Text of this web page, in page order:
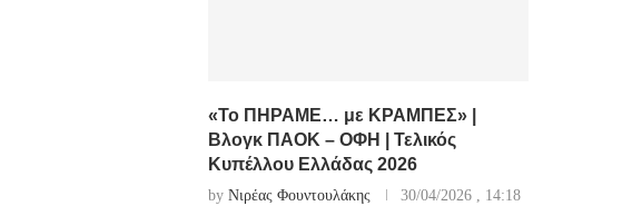
«Το ΠΗΡΑΜΕ… με ΚΡΑΜΠΕΣ» |
Βλογκ ΠΑΟΚ – ΟΦΗ | Τελικός
Κυπέλλου Ελλάδας 2026
by Νιρέας Φουντουλάκης 30/04/2026 , 14:18